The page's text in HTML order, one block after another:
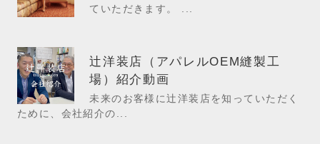
ていただきます。 ...
辻洋装店（アパレルOEM縫製工
場）紹介動画
未来のお客様に辻洋装店を知っていただく
ために、会社紹介の...